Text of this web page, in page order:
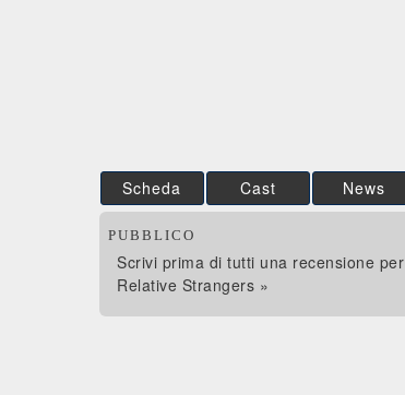
Scheda Cast News
PUBBLICO
Scrivi prima di tutti una recensione per
Relative Strangers »